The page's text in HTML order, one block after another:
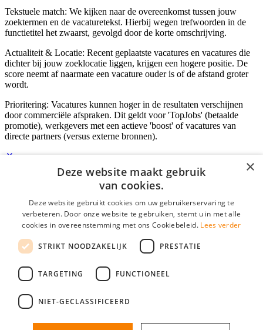
Tekstuele match: We kijken naar de overeenkomst tussen jouw
zoektermen en de vacaturetekst. Hierbij wegen trefwoorden in de
functietitel het zwaarst, gevolgd door de korte omschrijving.
Actualiteit & Locatie: Recent geplaatste vacatures en vacatures die
dichter bij jouw zoeklocatie liggen, krijgen een hogere positie. De
score neemt af naarmate een vacature ouder is of de afstand groter
wordt.
Prioritering: Vacatures kunnen hoger in de resultaten verschijnen
door commerciële afspraken. Dit geldt voor 'TopJobs' (betaalde
promotie), werkgevers met een actieve 'boost' of vacatures van
directe partners (versus externe bronnen).
Inloggen als bedrijf
E-mail*
Wachtwoord
login gegevens onthouden
login
Bedrijf aanmelden
×
Deze website maakt gebruik
van cookies.
Deze website gebruikt cookies om uw gebruikerservaring te
verbeteren. Door onze website te gebruiken, stemt u in met alle
cookies in overeenstemming met ons Cookiebeleid. Lees verder
STRIKT NOODZAKELIJK PRESTATIE
TARGETING FUNCTIONEEL
NIET-GECLASSIFICEERD